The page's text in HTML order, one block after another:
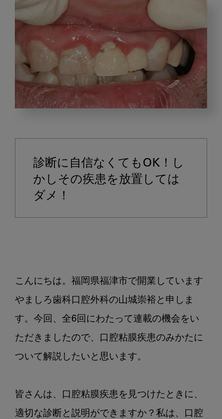
菌
解
粘
膜
管
理
行
第
1
診断に自信なくてもOK！し
かしその疾患を放置しては
ダメ！
こんにちは。福岡県福津市で開業しています
やましろ歯科口腔外科の山城崇裕と申しま
す。今回、全6回にわたって連載の機会をい
ただきましたので、口腔粘膜疾患のみかたに
ついて解説したいと思います。
皆さんは、口腔粘膜疾患を見つけたときに、
適切な診断と説明ができますか？私は、口腔